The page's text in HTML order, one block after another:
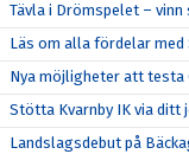
Tävla i Drömspelet –
Läs om alla fördelar med
Nya möjligheter att testa
Stötta Kvarnby IK via ditt
Landslagsdebut på